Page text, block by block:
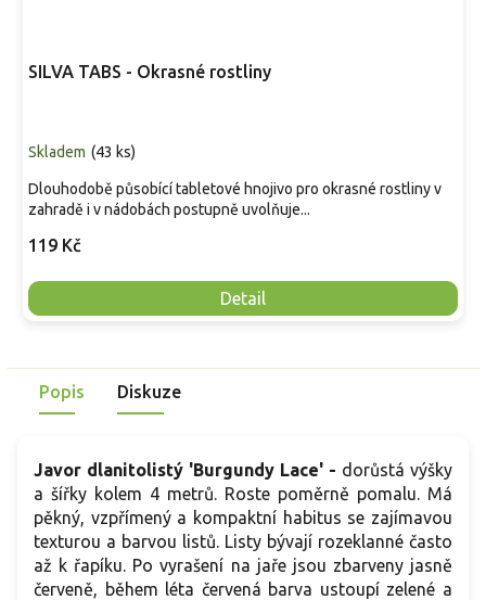
SILVA TABS - Okrasné rostliny
Skladem (43 ks)
119 Kč
Detail
Dlouhodobě působící tabletové hnojivo pro okrasné rostliny v
zahradě i v nádobách postupně uvolňuje...
Popis Diskuze
Javor dlanitolistý 'Burgundy Lace' - dorůstá výšky
a šířky kolem 4 metrů. Roste poměrně pomalu. Má
pěkný, vzpřímený a kompaktní habitus se zajímavou
texturou a barvou listů. Listy bývají rozeklanné často
až k řapíku. Po vyrašení na jaře jsou zbarveny jasně
červeně, během léta červená barva ustoupí zelené a